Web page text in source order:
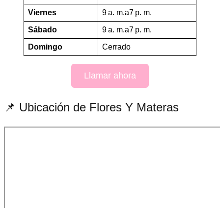
Viernes 9 a. m.a7 p. m.
Sábado 9 a. m.a7 p. m.
Domingo Cerrado
Llamar ahora
📌 Ubicación de Flores Y Materas